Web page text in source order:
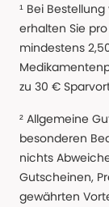
¹ Bei
erhalten Sie
mindestens
zu 30 €
² Allgemeine
besonderen
nichts
Gutscheinen,
gewährten